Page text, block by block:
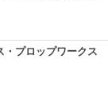
・プロップワークス